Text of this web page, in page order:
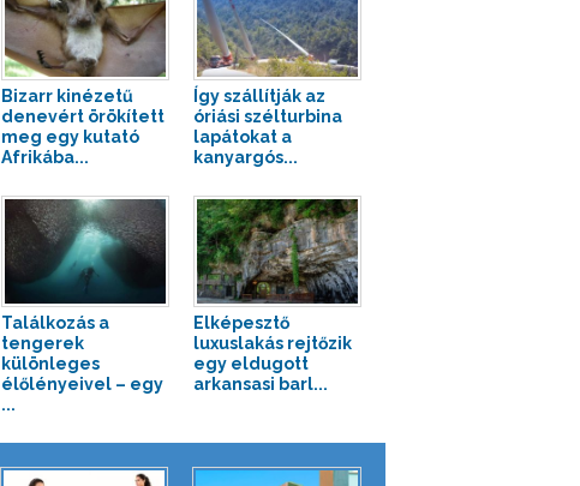
Bizarr kinézetű
denevért örökített
meg egy kutató
Afrikába...
Így szállítják az
óriási szélturbina
lapátokat a
kanyargós...
Találkozás a
tengerek
különleges
élőlényeivel – egy
...
Elképesztő
luxuslakás rejtőzik
egy eldugott
arkansasi barl...